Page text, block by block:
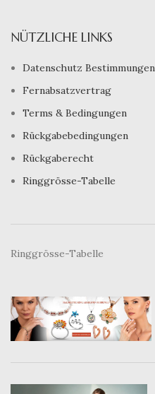
NÜTZLICHE LINKS
Datenschutz Bestimmungen
Fernabsatzvertrag
Terms & Bedingungen
Rückgabebedingungen
Rückgaberecht
Ringgrösse-Tabelle
Ringgrösse-Tabelle